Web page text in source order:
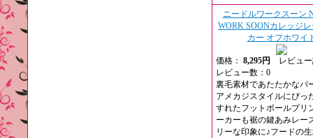
ニードルワークスーン
WORK SOONカレッジ
カー オフホワイ
価格： 8,295円
レビュー
レビュー数：0
裏毛素材であたたかなパ
アメカジスタイルにぴっ
すれたフットボールプリ
ーカーも裾の鍵あみレー
リーな印象に♪フードの